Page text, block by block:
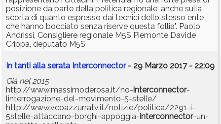
posizione da parte della politica regionale, anche sulla
scorta di quanto espresso dai tecnici dello stesso ente
che hanno bocciato senza riserve questa follia". Paolo
Andrissi, Consigliere regionale M5S Piemonte Davide
Crippa, deputato M5S
In tanti alla serata Interconnector- 29 Marzo 2017 - 22:09
Già nel 2015
http://www.massimoderosa.it/no-interconnector-
linterrogazione-del-movimento-5-stelle/
http://www.vcoazzurratv.it/notizie/politica/2291-i-
5stelle-attaccano-borghi-appoggia-interconnector-un-